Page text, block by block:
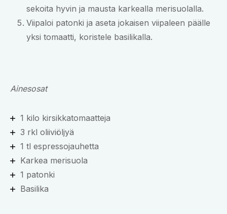
sekoita hyvin ja mausta karkealla merisuolalla.
Viipaloi patonki ja aseta jokaisen viipaleen päälle
yksi tomaatti, koristele basilikalla.
Ainesosat
1 kilo kirsikkatomaatteja
3 rkl oliiviöljyä
1 tl espressojauhetta
Karkea merisuola
1 patonki
Basilika